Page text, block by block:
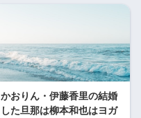
かおりん・伊藤香里の結婚
した旦那は柳本和也はヨガ